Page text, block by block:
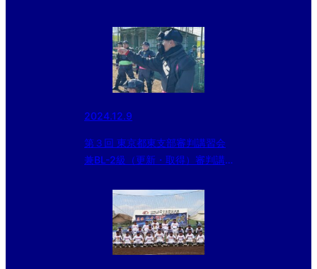
2024.12.9
第３回 東京都東⽀部審判講習会
兼BL-2級（更新・取得）審判講